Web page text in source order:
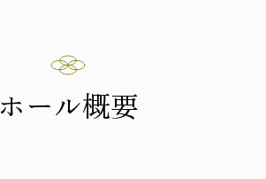
ホール概要